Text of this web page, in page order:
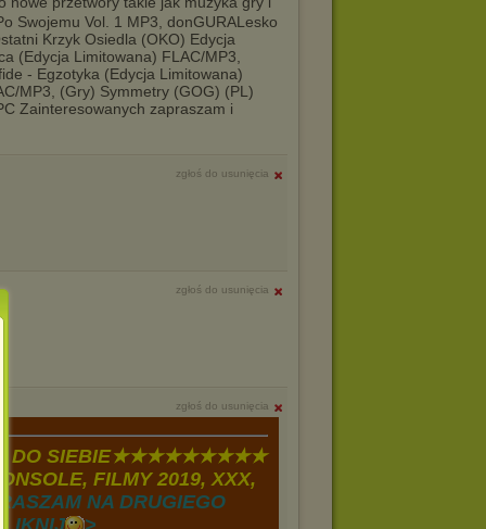
Swojemu Vol. 1 MP3, donGURALesko
Krzyk Osiedla (OKO) Edycja
(Edycja Limitowana) FLAC/MP3,
- Egzotyka (Edycja Limitowana)
MP3, (Gry) Symmetry (GOG) (PL)
Zainteresowanych zapraszam i
zgłoś do usunięcia
zgłoś do usunięcia
zgłoś do usunięcia
DO SIEBIE★★★★★★★★★
FILMY 2019, XXX,
NA DRUGIEGO
>